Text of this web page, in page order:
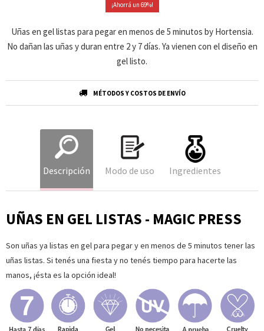
69
Uñas en gel listas para pegar en menos de 5 minutos by Hortensia.
No dañan las uñas y duran entre 2 y 7 días. Ya vienen con el diseño en
gel listo.
MÉTODOS Y COSTOS DE ENVÍO
Descripción Modo de uso Ingredientes
UÑAS EN GEL LISTAS - MAGIC PRESS
Son uñas ya listas en gel para pegar y en menos de 5 minutos tener las
uñas listas. Si tenés una fiesta y no tenés tiempo para hacerte las
manos, ¡ésta es la opción ideal!